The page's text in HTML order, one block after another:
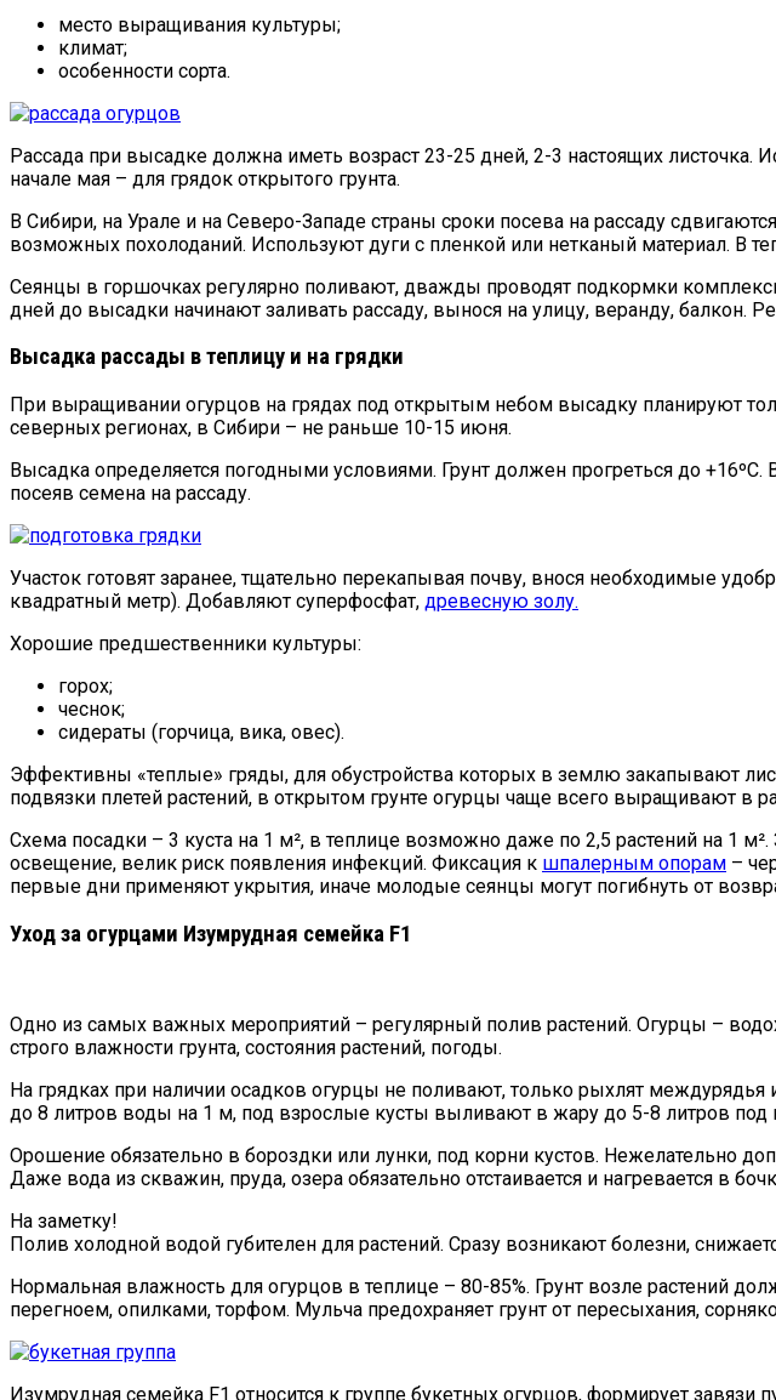
место выращивания культуры;
климат;
особенности сорта.
Рассада при высадке должна иметь возраст 23-25 дней, 2-3 настоящих листочка.
начале мая – для грядок открытого грунта.
В Сибири, на Урале и на Северо-Западе страны сроки посева на рассаду
возможных похолоданий. Используют дуги с пленкой или нетканый материал. В
Сеянцы в горшочках регулярно поливают, дважды проводят подкормки
дней до высадки начинают заливать рассаду, вынося на улицу, веранду, балкон.
Высадка рассады в теплицу и на грядки
При выращивании огурцов на грядах под открытым небом высадку планируют
северных регионах, в Сибири – не раньше 10-15 июня.
Высадка определяется погодными условиями. Грунт должен прогреться до
посеяв семена на рассаду.
Участок готовят заранее, тщательно перекапывая почву, внося необходимые
квадратный метр). Добавляют суперфосфат, древесную золу.
Хорошие предшественники культуры:
горох;
чеснок;
сидераты (горчица, вика, овес).
Эффективны «теплые» гряды, для обустройства которых в землю закапывают
подвязки плетей растений, в открытом грунте огурцы чаще всего выращивают в
Схема посадки – 3 куста на 1 м², в теплице возможно даже по 2,5 растений на 1
освещение, велик риск появления инфекций. Фиксация к шпалерным опорам –
первые дни применяют укрытия, иначе молодые сеянцы могут погибнуть от
Уход за огурцами Изумрудная семейка F1
Одно из самых важных мероприятий – регулярный полив растений. Огурцы –
строго влажности грунта, состояния растений, погоды.
На грядках при наличии осадков огурцы не поливают, только рыхлят
до 8 литров воды на 1 м, под взрослые кусты выливают в жару до 5-8 литров под
Орошение обязательно в бороздки или лунки, под корни кустов. Нежелательно
Даже вода из скважин, пруда, озера обязательно отстаивается и нагревается в
На заметку!
Полив холодной водой губителен для растений. Сразу возникают болезни,
Нормальная влажность для огурцов в теплице – 80-85%. Грунт возле растений
перегноем, опилками, торфом. Мульча предохраняет грунт от пересыхания,
Изумрудная семейка F1 относится к группе букетных огурцов, формирует